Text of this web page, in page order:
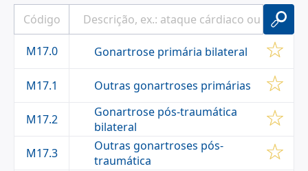
M17.0 Gonartrose primária bilateral
M17.1 Outras gonartroses primárias
M17.2
Gonartrose pós-traumática
bilateral
M17.3
Outras gonartroses pós-
traumática